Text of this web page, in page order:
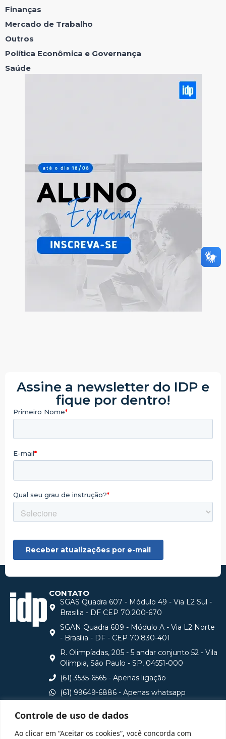
Controle de uso de dados
Ao clicar em “Aceitar os cookies”, você concorda com
Finanças
Mercado de Trabalho
Outros
Política Econômica e Governança
Saúde
Assine a newsletter do IDP e
fique por dentro!
CONTATO
SGAS Quadra 607 - Módulo 49 - Via L2 Sul -
Brasilia - DF CEP 70.200-670
SGAN Quadra 609 - Módulo A - Via L2 Norte
- Brasília - DF - CEP 70.830-401
R. Olimpíadas, 205 - 5 andar conjunto 52 - Vila
Olímpia, São Paulo - SP, 04551-000
(61) 3535-6565 - Apenas ligação
(61) 99649-6886 - Apenas whatsapp
Consulte aqui o cadastro da Instituição no Sistema e-
MEC